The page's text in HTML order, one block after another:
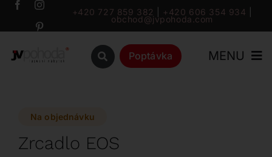
Přeskočit
+420 727 859 382 +420 606 354 934
obchod@jvpohoda.com
Poptávka MENU
Na objednávku
Zrcadlo EOS